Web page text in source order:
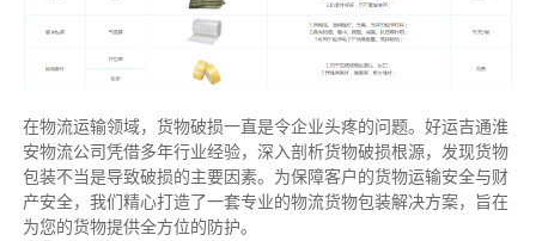
在物流运输领域，货物破损一直是令企业头疼的问题。好运吉通淮
安物流公司凭借多年行业经验，深入剖析货物破损根源，发现货物
包装不当是导致破损的主要因素。为保障客户的货物运输安全与财
产安全，我们精心打造了一套专业的物流货物包装解决方案，旨在
为您的货物提供全方位的防护。